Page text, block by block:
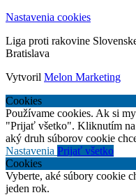
Nastavenia cookies
Liga proti rakovine
Bratislava
Vytvoril Melon Marketing
Cookies
Používame cookies. Ak si
"Prijať všetko". Kliknutím
aký druh súborov cookie
Nastavenia Prijať všetko
Cookies
Vyberte, aké súbory cookie
jeden rok.